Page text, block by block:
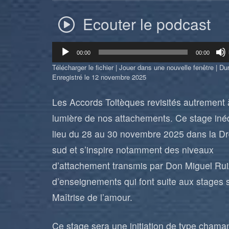
Ecouter le podcast
Lecteur
audio
00:00 00:00
Télécharger le fichier| Jouer dans une nouvelle fenêtre |
Enregistré le 12 novembre 2025
Les Accords Toltèques revisités autrement
lumière de nos attachements. Ce stage
lieu du 28 au 30 novembre 2025 dans la
sud et s’inspire notamment des niveaux
d’attachement transmis par Don Miguel
d’enseignements qui font suite aux stages
Maîtrise de l’amour.
Ce stage sera une initiation de type